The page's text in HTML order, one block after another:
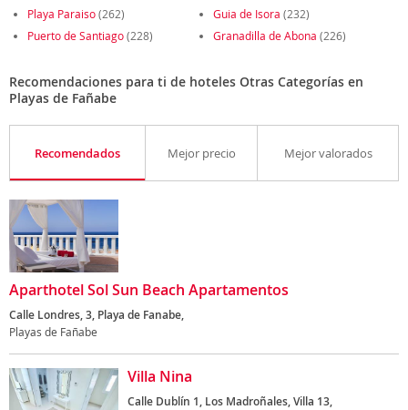
Playa Paraiso(262) Guia de Isora (232)
Puerto de Santiago(228) Granadilla de Abona (226)
Recomendaciones para ti de hoteles Otras Categorías en
Playas de Fañabe
Recomendados Mejor precio Mejor valorados
Aparthotel Sol Sun Beach Apartamentos
Calle Londres, 3, Playa de Fanabe,
Playas de Fañabe
Villa Nina
Calle Dublín 1, Los Madroñales, Villa 13,